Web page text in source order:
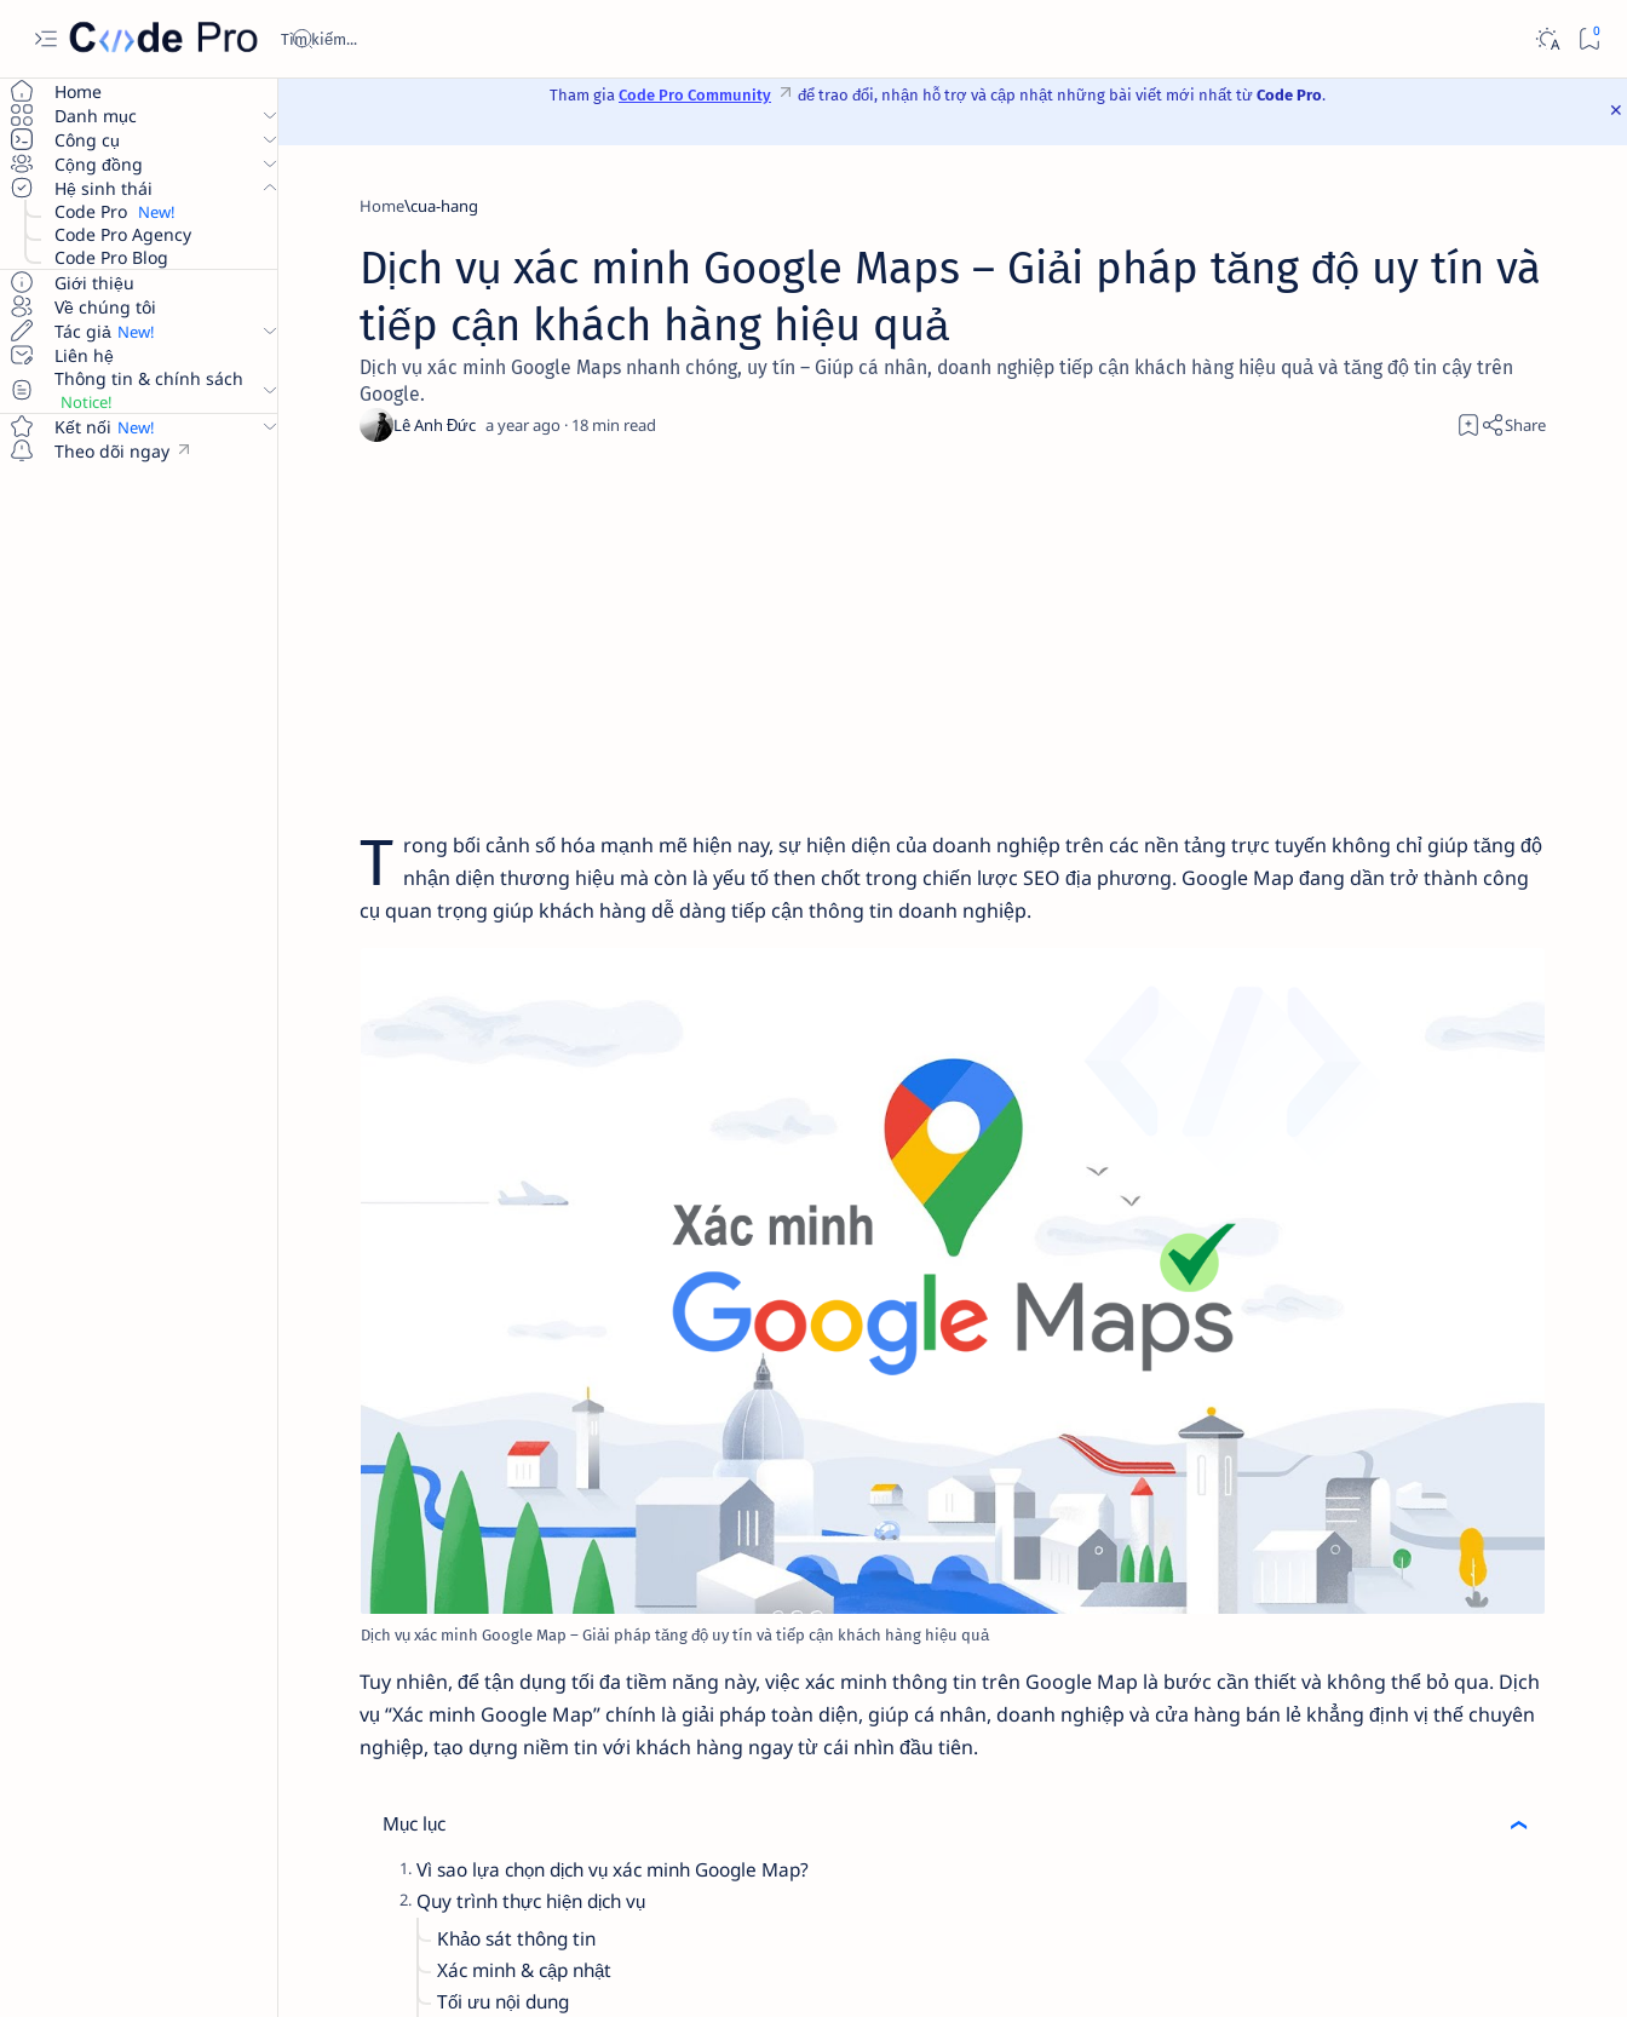
Home
Danh mục
Công cụ
Cộng đồng
Hệ sinh thái
Code Pro
Code Pro Agency
Code Pro Blog
Giới thiệu
Về chúng tôi
Tác giả
Liên hệ
Thông tin & chính sách
Kết nối
Theo dõi ngay
Tham gia Code Pro Community để trao đổi, nhận hỗ trợ và cập nhật những bài viết mới nhất từ Code Pro.
Home cua-hang
Dịch vụ xác minh Google Maps – Giải pháp tăng độ uy tín và
tiếp cận khách hàng hiệu quả
Dịch vụ xác minh Google Maps nhanh chóng, uy tín – Giúp cá nhân, doanh nghiệp tiếp cận khách hàng hiệu quả và tăng độ tin cậy trên
Google.
a year ago 18
T rong bối cảnh số hóa mạnh mẽ hiện nay, sự hiện diện của doanh nghiệp trên các nền tảng trực tuyến không chỉ giúp tăng độ
nhận diện thương hiệu mà còn là yếu tố then chốt trong chiến lược SEO địa phương. Google Map đang dần trở thành công
cụ quan trọng giúp khách hàng dễ dàng tiếp cận thông tin doanh nghiệp.
Dịch vụ xác minh Google Map – Giải pháp tăng độ uy tín và tiếp cận khách hàng hiệu quả
Tuy nhiên, để tận dụng tối đa tiềm năng này, việc xác minh thông tin trên Google Map là bước cần thiết và không thể bỏ qua. Dịch
vụ “Xác minh Google Map” chính là giải pháp toàn diện, giúp cá nhân, doanh nghiệp và cửa hàng bán lẻ khẳng định vị thế chuyên
nghiệp, tạo dựng niềm tin với khách hàng ngay từ cái nhìn đầu tiên.
Mục lục
Vì sao lựa chọn dịch vụ xác minh Google Map?
Quy trình thực hiện dịch vụ
Khảo sát thông tin
Xác minh & cập nhật
Tối ưu nội dung